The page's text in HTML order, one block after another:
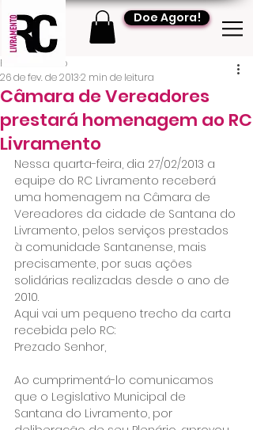
Doe Agora!
Câmara de Vereadores
prestará homenagem ao RC
Livramento
RC Livramento
26 de fev. de 20132 min de leitura
Nessa quarta-feira, dia 27/02/2013 a
equipe do RC Livramento receberá
uma homenagem na Câmara de
Vereadores da cidade de Santana do
Livramento, pelos serviços prestados
à comunidade Santanense, mais
precisamente, por suas ações
solidárias realizadas desde o ano de
2010.
Aqui vai um pequeno trecho da carta
recebida pelo RC:
Prezado Senhor,
Ao cumprimentá-lo comunicamos
que o Legislativo Municipal de
Santana do Livramento, por